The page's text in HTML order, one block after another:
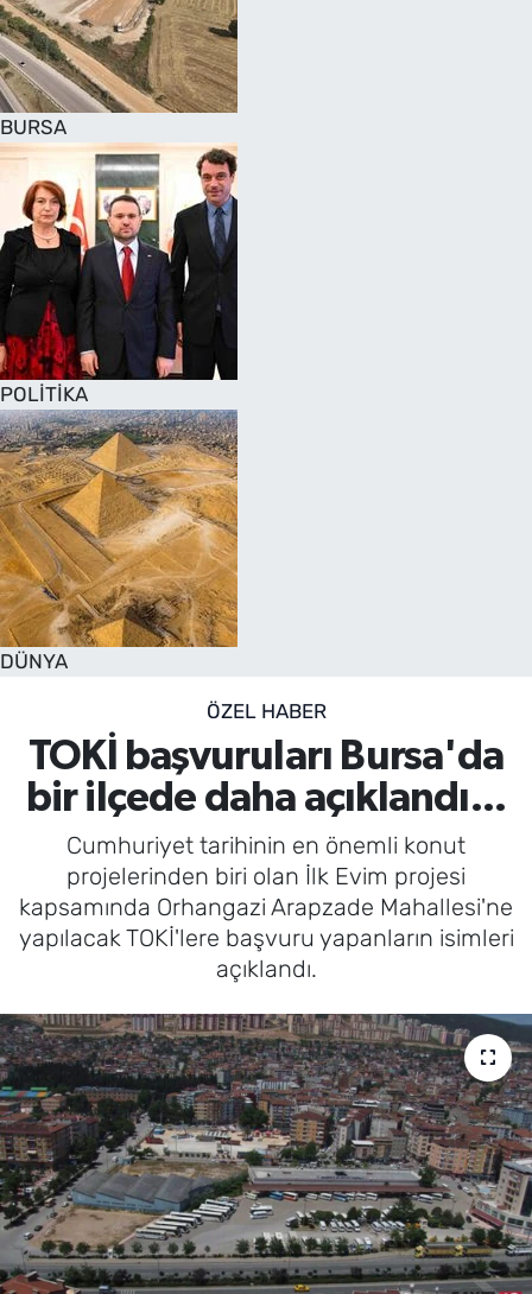
BURSA
POLİTİKA
DÜNYA
ÖZEL HABER
TOKİ başvuruları Bursa'da
bir ilçede daha açıklandı...
Cumhuriyet tarihinin en önemli konut
projelerinden biri olan İlk Evim projesi
kapsamında Orhangazi Arapzade Mahallesi'ne
yapılacak TOKİ'lere başvuru yapanların isimleri
açıklandı.
SAĞLIK
TV REHBERİ